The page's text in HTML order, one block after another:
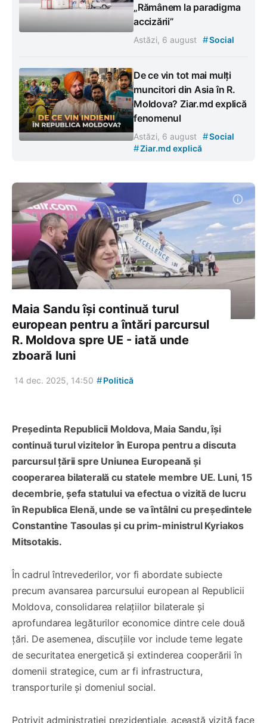
„Rămânem la paradigma
accizării”
Astăzi, 6 august #Social
De ce vin tot mai mulți
muncitori din Asia în R.
Moldova? Ziar.md explică
fenomenul
Astăzi, 6 august #Social
#Ziar.md explică
Maia Sandu își continuă turul
european pentru a întări parcursul
R. Moldova spre UE - iată unde
zboară luni
14 dec. 2025, 14:50 #Politică
Președinta Republicii Moldova, Maia Sandu, își
continuă turul vizitelor în Europa pentru a discuta
parcursul țării spre Uniunea Europeană și
cooperarea bilaterală cu statele membre UE. Luni, 15
decembrie, șefa statului va efectua o vizită de lucru
în Republica Elenă, unde se va întâlni cu președintele
Constantine Tasoulas și cu prim-ministrul Kyriakos
Mitsotakis.
În cadrul întrevederilor, vor fi abordate subiecte
precum avansarea parcursului european al Republicii
Moldova, consolidarea relațiilor bilaterale și
aprofundarea legăturilor economice dintre cele două
țări. De asemenea, discuțiile vor include teme legate
de securitatea energetică și extinderea cooperării în
domenii strategice, cum ar fi infrastructura,
transporturile și domeniul social.
Potrivit administrației prezidențiale, această vizită face